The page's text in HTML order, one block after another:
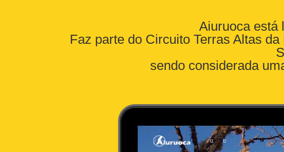
Aiuruoca está
Faz parte do Circuito Terras Altas
sendo considerada